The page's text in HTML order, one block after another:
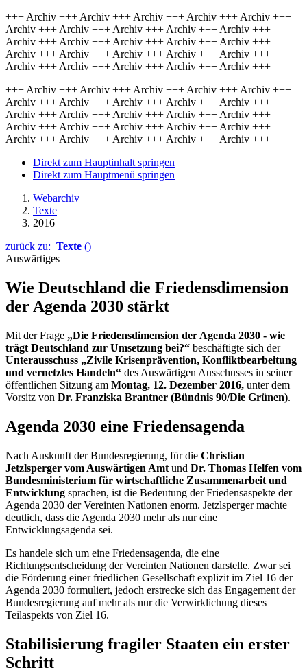
+++ Archiv +++ Archiv +++ Archiv +++ Archiv +++ Archiv +++
Archiv +++ Archiv +++ Archiv +++ Archiv +++ Archiv +++
Archiv +++ Archiv +++ Archiv +++ Archiv +++ Archiv +++
Archiv +++ Archiv +++ Archiv +++ Archiv +++ Archiv +++
Archiv +++ Archiv +++ Archiv +++ Archiv +++ Archiv +++
+++ Archiv +++ Archiv +++ Archiv +++ Archiv +++ Archiv +++
Archiv +++ Archiv +++ Archiv +++ Archiv +++ Archiv +++
Archiv +++ Archiv +++ Archiv +++ Archiv +++ Archiv +++
Archiv +++ Archiv +++ Archiv +++ Archiv +++ Archiv +++
Archiv +++ Archiv +++ Archiv +++ Archiv +++ Archiv +++
Direkt zum Hauptinhalt springen
Direkt zum Hauptmenü springen
Webarchiv
Texte
2016
zurück zu: Texte ()
Auswärtiges
Wie Deutschland die Friedensdimension
der Agenda 2030 stärkt
Mit der Frage „Die Friedensdimension der Agenda 2030 - wie
trägt Deutschland zur Umsetzung bei?“ beschäftigte sich der
Unterausschuss „Zivile Krisenprävention, Konfliktbearbeitung
und vernetztes Handeln“ des Auswärtigen Ausschusses in seiner
öffentlichen Sitzung am Montag, 12. Dezember 2016, unter dem
Vorsitz von Dr. Franziska Brantner (Bündnis 90/Die Grünen).
Agenda 2030 eine Friedensagenda
Nach Auskunft der Bundesregierung, für die Christian
Jetzlsperger vom Auswärtigen Amt und Dr. Thomas Helfen vom
Bundesministerium für wirtschaftliche Zusammenarbeit und
Entwicklung sprachen, ist die Bedeutung der Friedensaspekte der
Agenda 2030 der Vereinten Nationen enorm. Jetzlsperger machte
deutlich, dass die Agenda 2030 mehr als nur eine
Entwicklungsagenda sei.
Es handele sich um eine Friedensagenda, die eine
Richtungsentscheidung der Vereinten Nationen darstelle. Zwar sei
die Förderung einer friedlichen Gesellschaft explizit im Ziel 16 der
Agenda 2030 formuliert, jedoch erstrecke sich das Engagement der
Bundesregierung auf mehr als nur die Verwirklichung dieses
Teilaspekts von Ziel 16.
Stabilisierung fragiler Staaten ein erster
Schritt